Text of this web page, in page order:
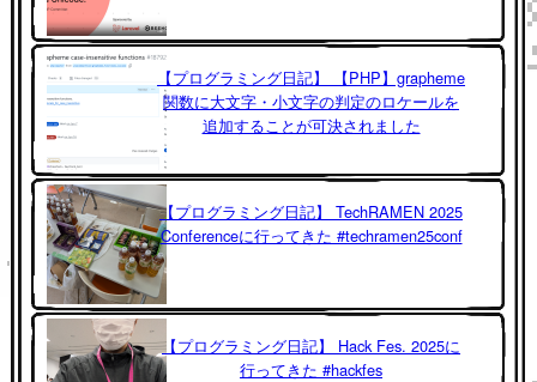
【プログラミング日記】 【PHP】grapheme
関数に大文字・小文字の判定のロケールを
追加することが可決されました
【プログラミング日記】 TechRAMEN 2025
Conferenceに行ってきた #techramen25conf
【プログラミング日記】 Hack Fes. 2025に
行ってきた #hackfes